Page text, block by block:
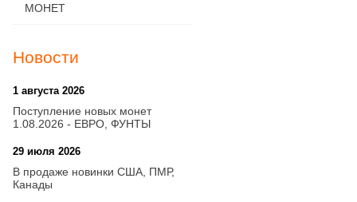
МОНЕТ
Новости
1 августа 2026
Поступление новых монет
1.08.2026 - ЕВРО, ФУНТЫ
29 июля 2026
В продаже новинки США, ПМР,
Канады